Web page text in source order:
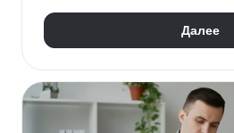
Управление людьми
ГОСТ
ПроектнаяДалее